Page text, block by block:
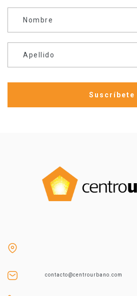
Nombre
Apellido
contacto@centrourbano.com